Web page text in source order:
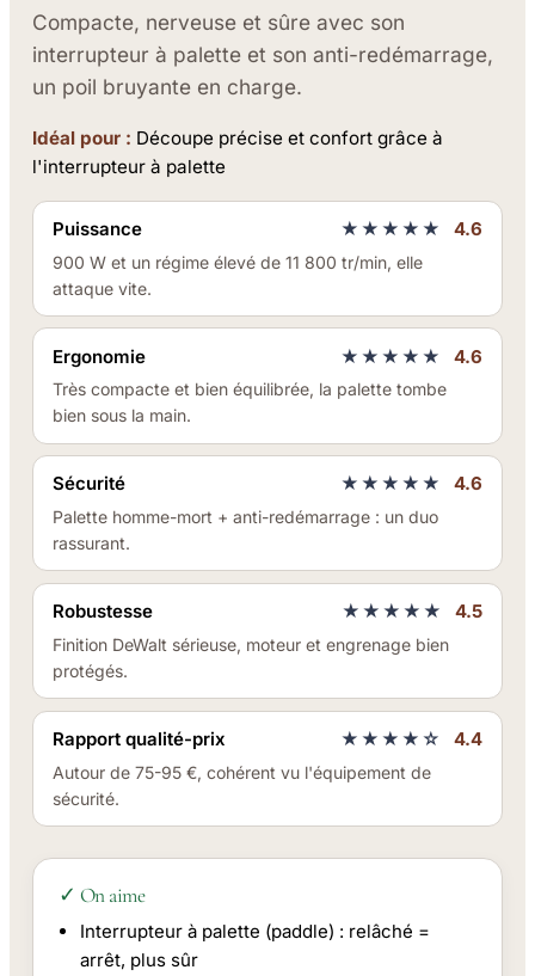
Compacte, nerveuse et sûre avec son
interrupteur à palette et son anti-redémarrage,
un poil bruyante en charge.
Idéal pour : Découpe précise et confort grâce à
l'interrupteur à palette
Puissance ★★★★★ 4.6
900 W et un régime élevé de 11 800 tr/min, elle
attaque vite.
Ergonomie ★★★★★ 4.6
Très compacte et bien équilibrée, la palette tombe
bien sous la main.
Sécurité ★★★★★ 4.6
Palette homme-mort + anti-redémarrage : un duo
rassurant.
Robustesse ★★★★★ 4.5
Finition DeWalt sérieuse, moteur et engrenage bien
protégés.
Rapport qualité-prix ★★★★☆ 4.4
Autour de 75-95 €, cohérent vu l'équipement de
sécurité.
✓ On aime
Interrupteur à palette (paddle) : relâché =
arrêt, plus sûr